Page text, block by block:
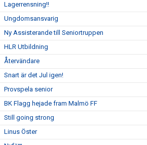
Lagerrensning!!
Ungdomsansvarig
Ny Assisterande till Seniortruppen
HLR Utbildning
Återvändare
Snart är det Jul igen!
Provspela senior
BK Flagg hejade fram Malmö FF
Still going strong
Linus Öster